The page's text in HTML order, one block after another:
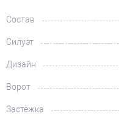
Состав
Силуэт
Дизайн
Ворот
Застёжка